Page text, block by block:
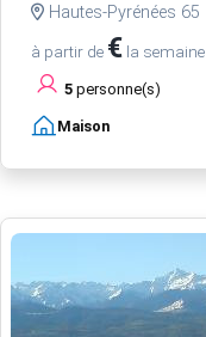
Hautes-Pyrénées 65
à partir de € la semaine
5 personne(s)
Maison